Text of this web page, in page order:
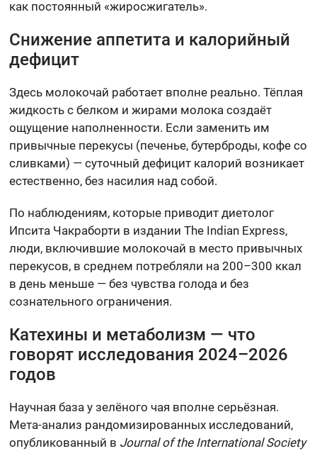
как постоянный «жиросжигатель».
Снижение аппетита и калорийный
дефицит
Здесь молокочай работает вполне реально. Тёплая
жидкость с белком и жирами молока создаёт
ощущение наполненности. Если заменить им
привычные перекусы (печенье, бутерброды, кофе со
сливками) — суточный дефицит калорий возникает
естественно, без насилия над собой.
По наблюдениям, которые приводит диетолог
Ипсита Чакраборти в издании The Indian Express,
люди, включившие молокочай в место привычных
перекусов, в среднем потребляли на 200–300 ккал
в день меньше — без чувства голода и без
сознательного ограничения.
Катехины и метаболизм — что
говорят исследования 2024–2026
годов
Научная база у зелёного чая вполне серьёзная.
Мета-анализ рандомизированных исследований,
опубликованный в Journal of the International Society